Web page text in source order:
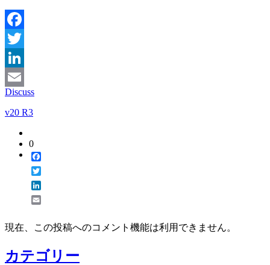
Facebook
Twitter
LinkedIn
Email
Discuss
v20 R3
0
現在、この投稿へのコメント機能は利用できません。
カテゴリー